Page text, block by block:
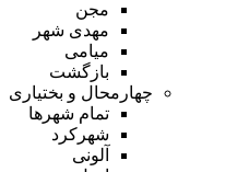
مجن
مهدی شهر
میامی
بازگشت
چهارمحال و بختیاری
تمام شهر‌ها
شهرکرد
آلونی